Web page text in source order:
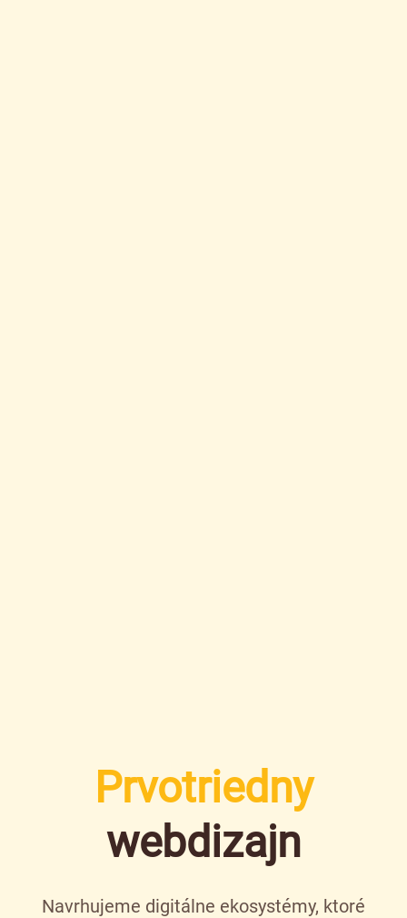
Prvotriedny
webdizajn
Navrhujeme digitálne ekosystémy, ktoré